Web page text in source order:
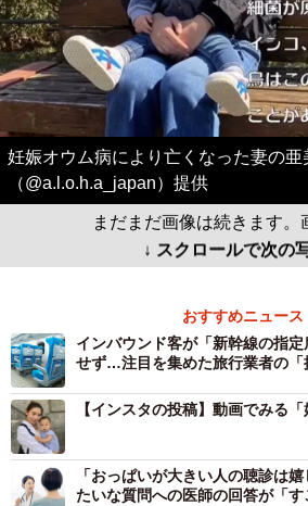
妊娠オウム病により亡くなった妻の亜
（@a.l.o.h.a_japan）提供
まだまだ画像は続きます。
↓ スクロールで次の
おすすめニュース
インバウンド客が「新幹線の指
せず…注目を集めた旅行業者の「
【インスタの投稿】動画でみる
「おっぱいが大きい人の聴診は
たいな質問への医師の回答が「